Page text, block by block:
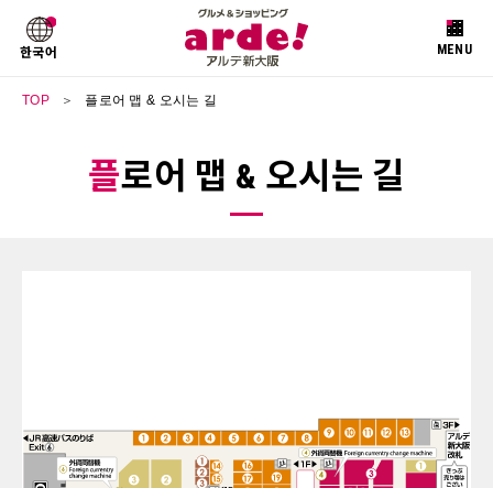
한국어
TOP 플로어 맵 & 오시는 길
플로어 맵 & 오시는 길